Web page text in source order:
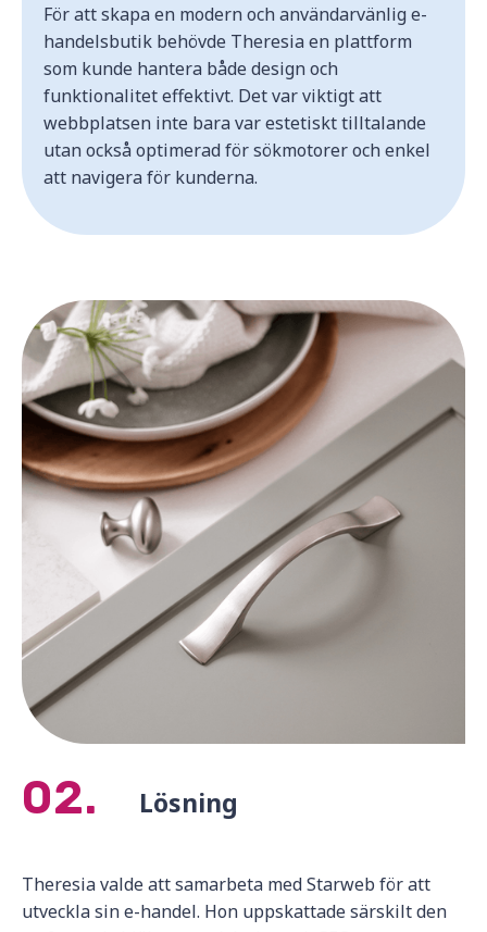
För att skapa en modern och användarvänlig e-
handelsbutik behövde Theresia en plattform
som kunde hantera både design och
funktionalitet effektivt. Det var viktigt att
webbplatsen inte bara var estetiskt tilltalande
utan också optimerad för sökmotorer och enkel
att navigera för kunderna.
02. Lösning
Theresia valde att samarbeta med Starweb för att
utveckla sin e-handel. Hon uppskattade särskilt den